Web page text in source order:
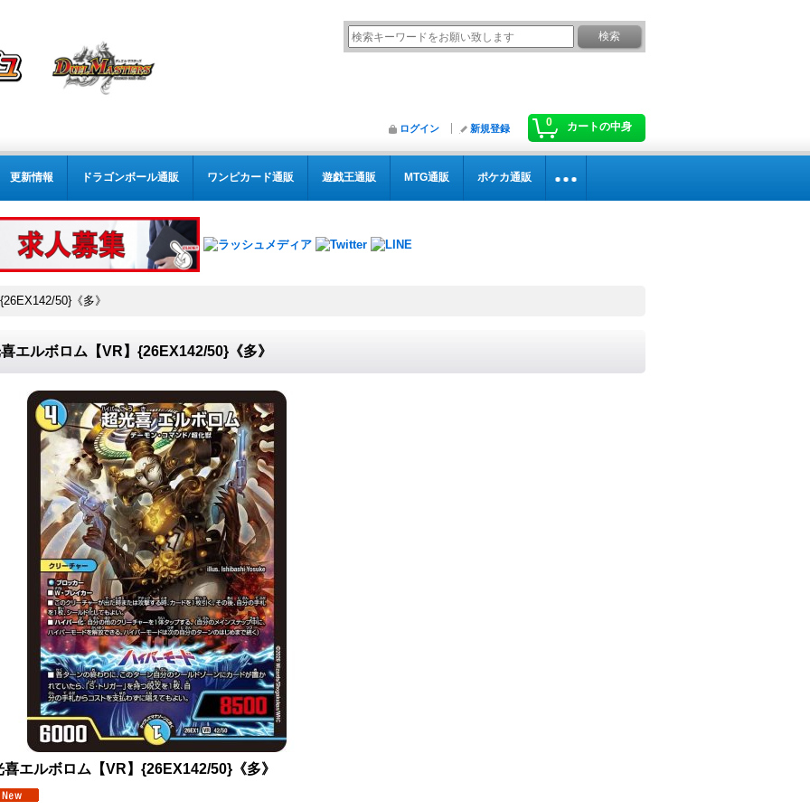
0 カートの中身
ログイン 新規登録
更新情報 ドラゴンボール通販 ワンピカード通販 遊戯王通販 MTG通販 ポケカ通販
50}《多》
エルボロム【VR】{26EX142/50}《多》
喜エルボロム【VR】{26EX142/50}《多》